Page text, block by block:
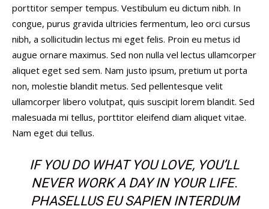
porttitor semper tempus. Vestibulum eu dictum nibh. In
congue, purus gravida ultricies fermentum, leo orci cursus
nibh, a sollicitudin lectus mi eget felis. Proin eu metus id
augue ornare maximus. Sed non nulla vel lectus ullamcorper
aliquet eget sed sem. Nam justo ipsum, pretium ut porta
non, molestie blandit metus. Sed pellentesque velit
ullamcorper libero volutpat, quis suscipit lorem blandit. Sed
malesuada mi tellus, porttitor eleifend diam aliquet vitae.
Nam eget dui tellus.
IF YOU DO WHAT YOU LOVE, YOU’LL
NEVER WORK A DAY IN YOUR LIFE.
PHASELLUS EU SAPIEN INTERDUM